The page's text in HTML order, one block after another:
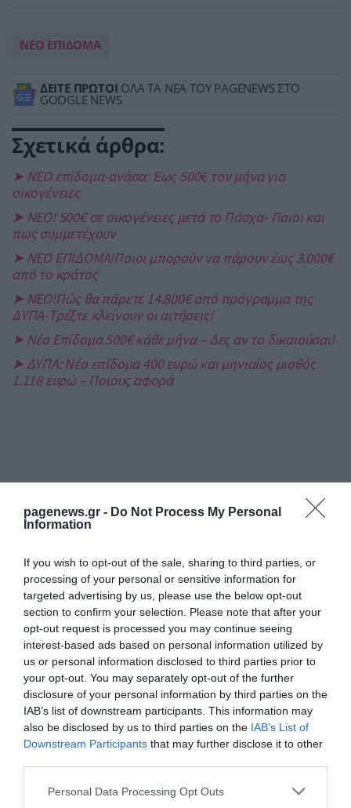
pagenews.gr - Do Not Process My Personal
Information
If you wish to opt-out of the sale, sharing to third parties, or
processing of your personal or sensitive information for
targeted advertising by us, please use the below opt-out
section to confirm your selection. Please note that after your
opt-out request is processed you may continue seeing
interest-based ads based on personal information utilized by
us or personal information disclosed to third parties prior to
your opt-out. You may separately opt-out of the further
disclosure of your personal information by third parties on the
IAB’s list of downstream participants. This information may
also be disclosed by us to third parties on the IAB’s List of
Downstream Participants that may further disclose it to other
Please note that this website/app uses one or more Google
Personal Data Processing Opt Outs
ΝΕΟ ΕΠΙΔΟΜΑ
ΔΕΙΤΕ ΠΡΩΤΟΙ ΟΛΑ ΤΑ ΝΕΑ ΤΟΥ PAGENEWS ΣΤΟ
GOOGLE NEWS
Σχετικά άρθρα:
➤ ΝΕΟ επίδομα-ανάσα: Έως 500€ τον μήνα για
οικογένειες
➤ ΝΕΟ! 500€ σε οικογένειες μετά το Πάσχα- Ποιοι και
πως συμμετέχουν
➤ ΝΕΟ ΕΠΙΔΟΜΑ!Ποιοι μπορούν να πάρουν έως 3.000€
από το κράτος
➤ ΝΕΟ!Πώς θα πάρετε 14.800€ από πρόγραμμα της
ΔΥΠΑ-Τρέξτε κλείνουν οι αιτήσεις!
➤ Νέο Επίδομα 500€ κάθε μήνα – Δες αν το δικαιούσαι!
➤ ΔΥΠΑ: Νέο επίδομα 400 ευρώ και μηνιαίος μισθός
1.118 ευρώ – Ποιους αφορά
ΡΟΗ ΕΙΔΗΣΕΩΝ
Τουρισμός για Όλους 2026-2027: Ποια
ΑΦΜ υποβάλλουν σήμερα αίτηση – Όλα
όσα πρέπει να γνωρίζετε
ΚΩΣΤΑΣ ΚΑΛΛΙΑΝΤΕΡΗΣ
09.08.2026 | 11:25
Μητρότητα: Έξι σημαντικές αλλαγές στην
ειδική άδεια – Ποιες μητέρες αποκτούν
νέα δικαιώματα